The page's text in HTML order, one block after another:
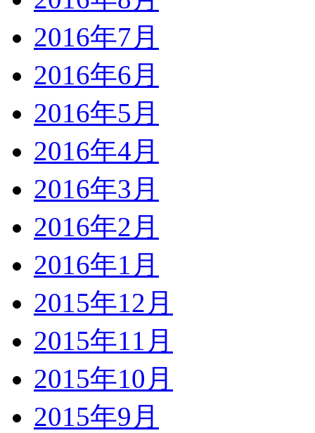
2016年7月
2016年6月
2016年5月
2016年4月
2016年3月
2016年2月
2016年1月
2015年12月
2015年11月
2015年10月
2015年9月